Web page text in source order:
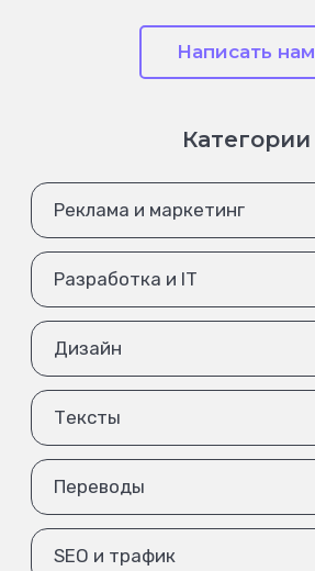
Написать нам
Категории
Реклама и маркетинг
Разработка и IT
Дизайн
Тексты
Переводы
SEO и трафик